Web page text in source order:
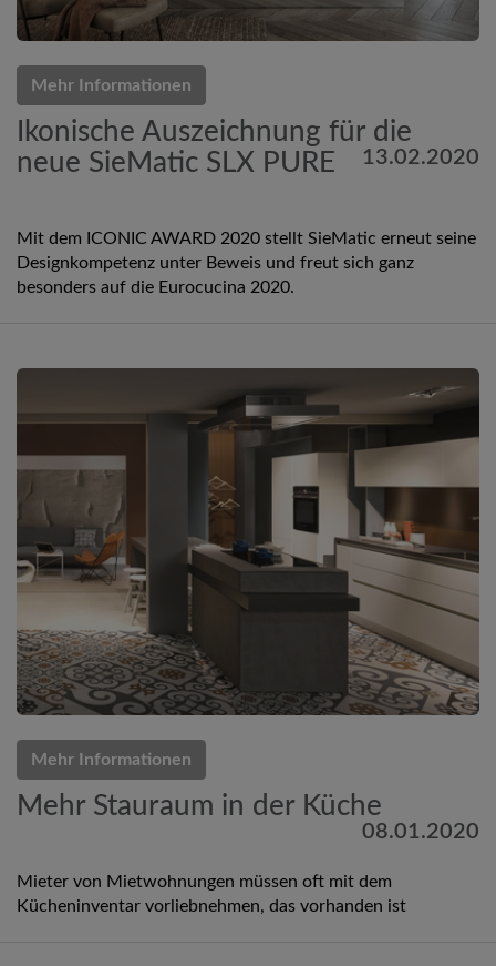
Mehr Informationen
Ikonische Auszeichnung für die
neue SieMatic SLX PURE
13.02.2020
Mit dem ICONIC AWARD 2020 stellt SieMatic erneut seine
Designkompetenz unter Beweis und freut sich ganz
besonders auf die Eurocucina 2020.
Mehr Informationen
Mehr Stauraum in der Küche
08.01.2020
Mieter von Mietwohnungen müssen oft mit dem
Kücheninventar vorliebnehmen, das vorhanden ist